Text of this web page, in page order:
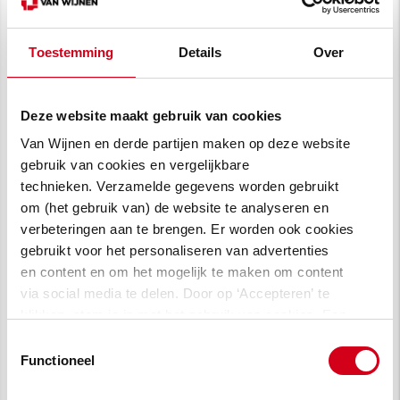
Toestemming Details Over
Deze website maakt gebruik van cookies
Van Wijnen en derde partijen maken op deze website
gebruik van cookies en vergelijkbare
technieken. Verzamelde gegevens worden gebruikt
om (het gebruik van) de website te analyseren en
verbeteringen aan te brengen. Er worden ook cookies
gebruikt voor het personaliseren van advertenties
en content en om het mogelijk te maken om content
via social media te delen. Door op ‘Accepteren’ te
vragen lees je in
Functioneel
zien met de cijfers die we nu hebben.”
Kom buurten... en laat je
stem horen!
“Meepraten, meebeslissen en meedoen. En